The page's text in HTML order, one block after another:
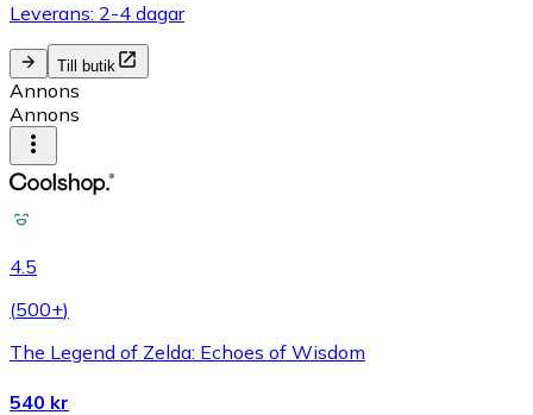
Leverans: 2-4 dagar
Till butik
Annons
Annons
4.5
(500+)
The Legend of Zelda: Echoes of Wisdom
540 kr